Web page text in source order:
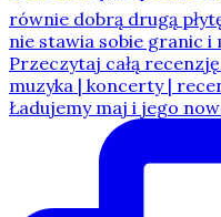
Ładujemy maj i jego